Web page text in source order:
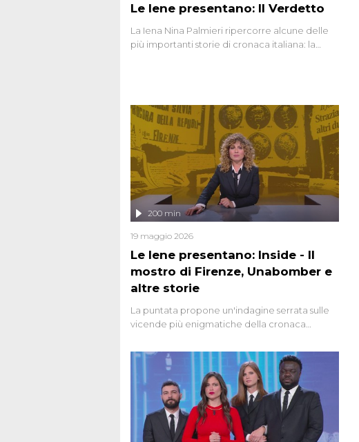
Le Iene presentano: Il Verdetto
La Iena Nina Palmieri ripercorre alcune delle
più importanti storie di cronaca italiana: la
Le Iene presentano: Inside - Il
mostro di Firenze, Unabomber e
altre storie
200 min
19 maggio 2026
La puntata propone un'indagine serrata sulle
vicende più enigmatiche della cronaca
seriale responsabile di decine di attentati tra
gli anni '90 e il 2000 che, inquietantemente,
potrebbe essere ancora in libertà. Lo speciale
affronta inoltre le zone d'ombra sul Mostro di
Firenze, le cui responsabilità appaiono ancora
oggi avvolte in un groviglio di dubbi mai
chiariti. Nel corso dello speciale anche